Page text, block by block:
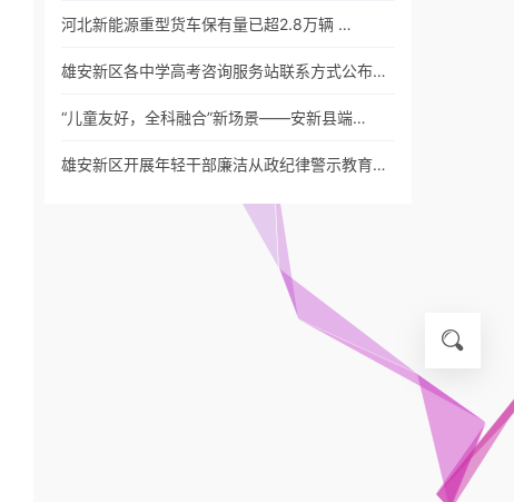
河北新能源重型货车保有量已超2.8万辆 …
雄安新区各中学高考咨询服务站联系方式公布…
“儿童友好，全科融合”新场景——安新县端…
雄安新区开展年轻干部廉洁从政纪律警示教育…